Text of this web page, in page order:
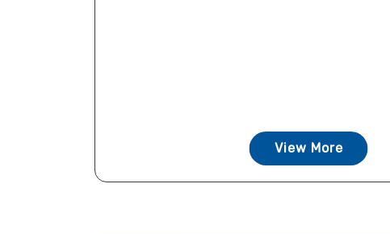
View More